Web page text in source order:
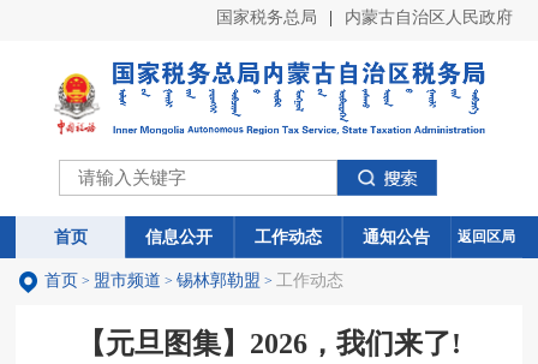
国家税务总局 内蒙古自治区人民政府
首页 信息公开 工作动态 通知公告
首页 信息公开 工作动态 通知公告 返回区局
首页 > 盟市频道 > 锡林郭勒盟 > 工作动态
【元旦图集】2026，我们来了!